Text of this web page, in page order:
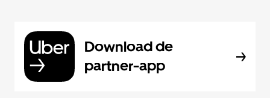
Download de
partner-app